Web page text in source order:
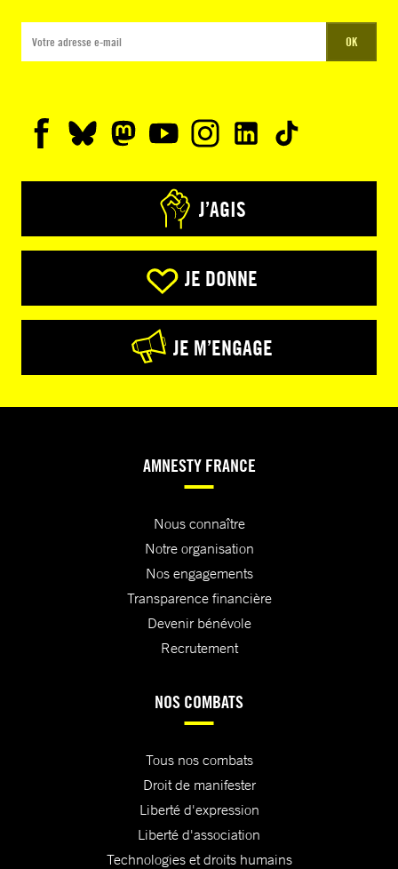
OK
J’AGIS
JE DONNE
JE M’ENGAGE
AMNESTY FRANCE
Nous connaître
Notre organisation
Nos engagements
Transparence financière
Devenir bénévole
Recrutement
NOS COMBATS
Tous nos combats
Droit de manifester
Liberté d'expression
Liberté d'association
Technologies et droits humains